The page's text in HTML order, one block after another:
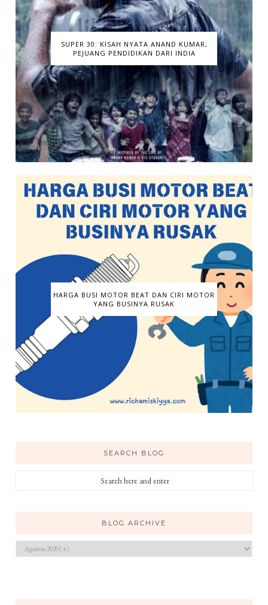
SUPER 30: KISAH NYATA ANAND KUMAR,
PEJUANG PENDIDIKAN DARI INDIA
HARGA BUSI MOTOR BEAT DAN CIRI MOTOR
YANG BUSINYA RUSAK
SEARCH BLOG
BLOG ARCHIVE